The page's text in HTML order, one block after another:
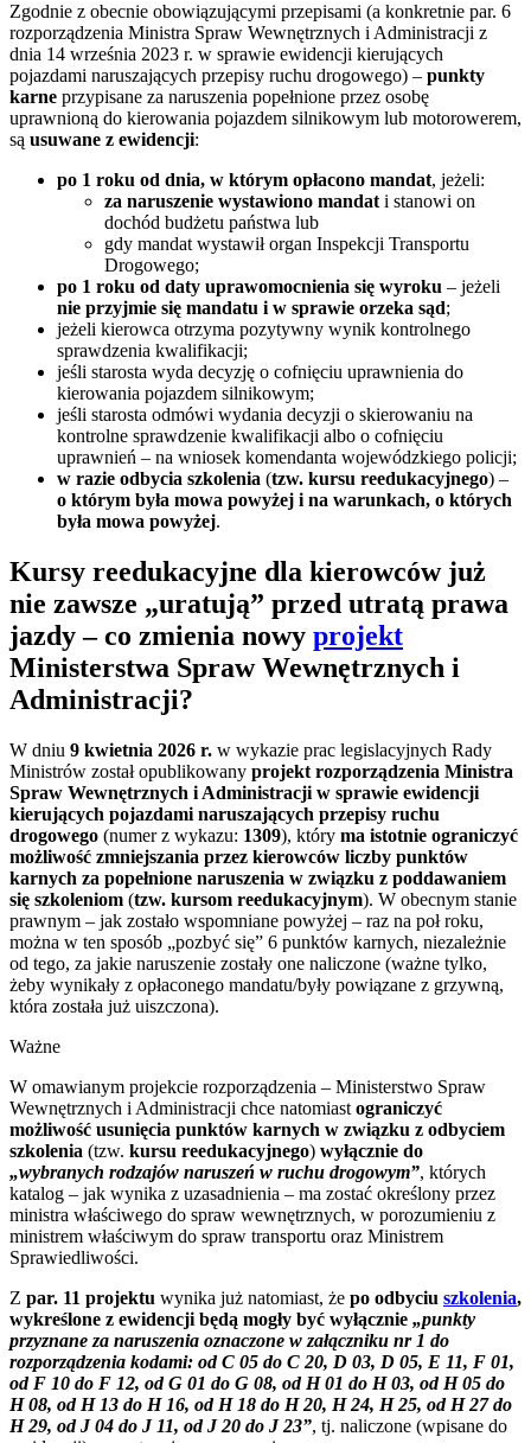
Zgodnie z obecnie obowiązującymi przepisami (a konkretnie par. 6
rozporządzenia Ministra Spraw Wewnętrznych i Administracji z
dnia 14 września 2023 r. w sprawie ewidencji kierujących
pojazdami naruszających przepisy ruchu drogowego) – punkty
karne przypisane za naruszenia popełnione przez osobę
uprawnioną do kierowania pojazdem silnikowym lub motorowerem,
są usuwane z ewidencji:
po 1 roku od dnia, w którym opłacono mandat, jeżeli:
za naruszenie wystawiono mandat i stanowi on
dochód budżetu państwa lub
gdy mandat wystawił organ Inspekcji Transportu
Drogowego;
po 1 roku od daty uprawomocnienia się wyroku – jeżeli
nie przyjmie się mandatu i w sprawie orzeka sąd;
jeżeli kierowca otrzyma pozytywny wynik kontrolnego
sprawdzenia kwalifikacji;
jeśli starosta wyda decyzję o cofnięciu uprawnienia do
kierowania pojazdem silnikowym;
jeśli starosta odmówi wydania decyzji o skierowaniu na
kontrolne sprawdzenie kwalifikacji albo o cofnięciu
uprawnień – na wniosek komendanta wojewódzkiego policji;
w razie odbycia szkolenia (tzw. kursu reedukacyjnego) –
o którym była mowa powyżej i na warunkach, o których
była mowa powyżej.
Kursy reedukacyjne dla kierowców już
nie zawsze „uratują” przed utratą prawa
jazdy – co zmienia nowy projekt
Ministerstwa Spraw Wewnętrznych i
Administracji?
W dniu 9 kwietnia 2026 r. w wykazie prac legislacyjnych Rady
Ministrów został opublikowany projekt rozporządzenia Ministra
Spraw Wewnętrznych i Administracji w sprawie ewidencji
kierujących pojazdami naruszających przepisy ruchu
drogowego (numer z wykazu: 1309), który ma istotnie ograniczyć
możliwość zmniejszania przez kierowców liczby punktów
karnych za popełnione naruszenia w związku z poddawaniem
się szkoleniom (tzw. kursom reedukacyjnym). W obecnym stanie
prawnym – jak zostało wspomniane powyżej – raz na poł roku,
można w ten sposób „pozbyć się” 6 punktów karnych, niezależnie
od tego, za jakie naruszenie zostały one naliczone (ważne tylko,
żeby wynikały z opłaconego mandatu/były powiązane z grzywną,
która została już uiszczona).
Ważne
W omawianym projekcie rozporządzenia – Ministerstwo Spraw
Wewnętrznych i Administracji chce natomiast ograniczyć
możliwość usunięcia punktów karnych w związku z odbyciem
szkolenia (tzw. kursu reedukacyjnego) wyłącznie do
„wybranych rodzajów naruszeń w ruchu drogowym”, których
katalog – jak wynika z uzasadnienia – ma zostać określony przez
ministra właściwego do spraw wewnętrznych, w porozumieniu z
ministrem właściwym do spraw transportu oraz Ministrem
Sprawiedliwości.
Z par. 11 projektu wynika już natomiast, że po odbyciu szkolenia,
wykreślone z ewidencji będą mogły być wyłącznie „punkty
przyznane za naruszenia oznaczone w załączniku nr 1 do
rozporządzenia kodami: od C 05 do C 20, D 03, D 05, E 11, F 01,
od F 10 do F 12, od G 01 do G 08, od H 01 do H 03, od H 05 do
H 08, od H 13 do H 16, od H 18 do H 20, H 24, H 25, od H 27 do
H 29, od J 04 do J 11, od J 20 do J 23”, tj. naliczone (wpisane do